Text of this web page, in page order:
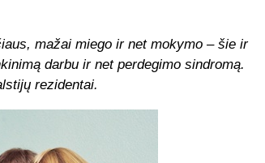
mažai miego ir net mokymo – šie ir
darbu ir net perdegimo sindromą.
rezidentai.